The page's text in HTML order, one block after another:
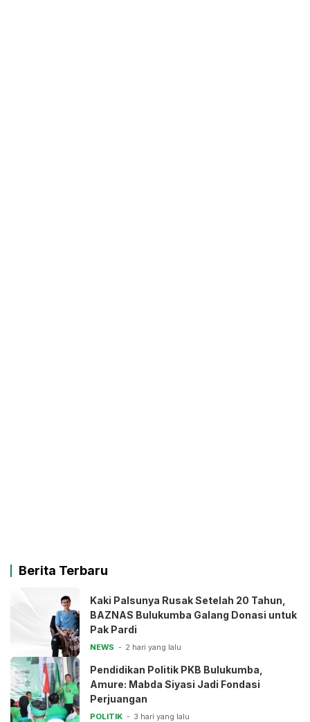
Berita Terbaru
Kaki Palsunya Rusak Setelah 20 Tahun,
BAZNAS Bulukumba Galang Donasi untuk
Pak Pardi
NEWS 2 hari yang lalu
Pendidikan Politik PKB Bulukumba,
Amure: Mabda Siyasi Jadi Fondasi
Perjuangan
POLITIK 3 hari yang lalu